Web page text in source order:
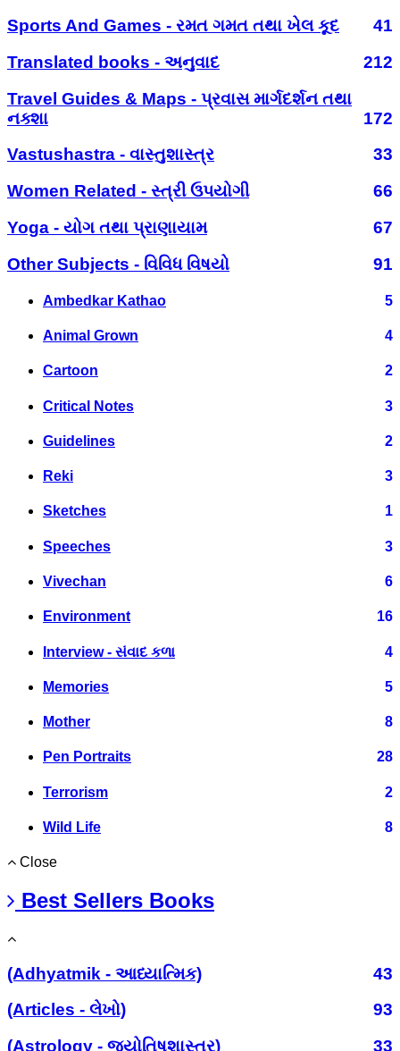
Sports And Games - રમત ગમત તથા ખેલ કૂદ
41
Translated books - અનુવાદ
212
Travel Guides & Maps - પ્રવાસ માર્ગદર્શન તથા
નક્શા
172
Vastushastra - વાસ્તુશાસ્ત્ર
33
Women Related - સ્ત્રી ઉપયોગી
66
Yoga - યોગ તથા પ્રાણાયામ
67
Other Subjects - વિવિધ વિષયો
91
Ambedkar Kathao 5
Animal Grown 4
Cartoon 2
Critical Notes 3
Guidelines 2
Reki 3
Sketches 1
Speeches 3
Vivechan 6
Environment 16
Interview - સંવાદ કળા 4
Memories 5
Mother 8
Pen Portraits 28
Terrorism 2
Wild Life 8
Close
Best Sellers Books
(Adhyatmik - આધ્યાત્મિક)
43
(Articles - લેખો)
93
(Astrology - જ્યોતિષશાસ્ત્ર)
33